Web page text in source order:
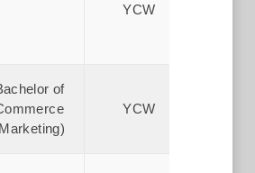
YCW
of
YCW